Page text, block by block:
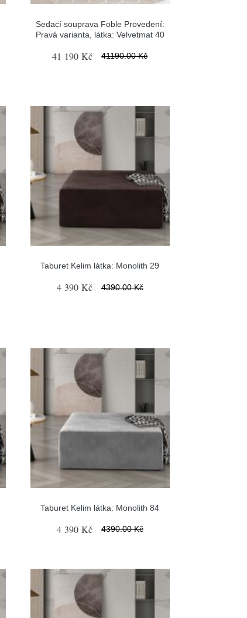
Sedací souprava Foble Provedení:
Pravá varianta, látka: Velvetmat 40
41 190 Kč 41190.00 Kč
Taburet Kelim látka: Monolith 29
4 390 Kč 4390.00 Kč
Taburet Kelim látka: Monolith 84
4 390 Kč 4390.00 Kč